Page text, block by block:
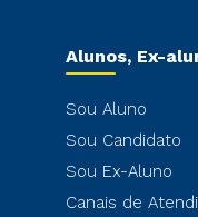
Alunos, Ex-
Sou Aluno
Sou Candidato
Sou Ex-Aluno
Canais de